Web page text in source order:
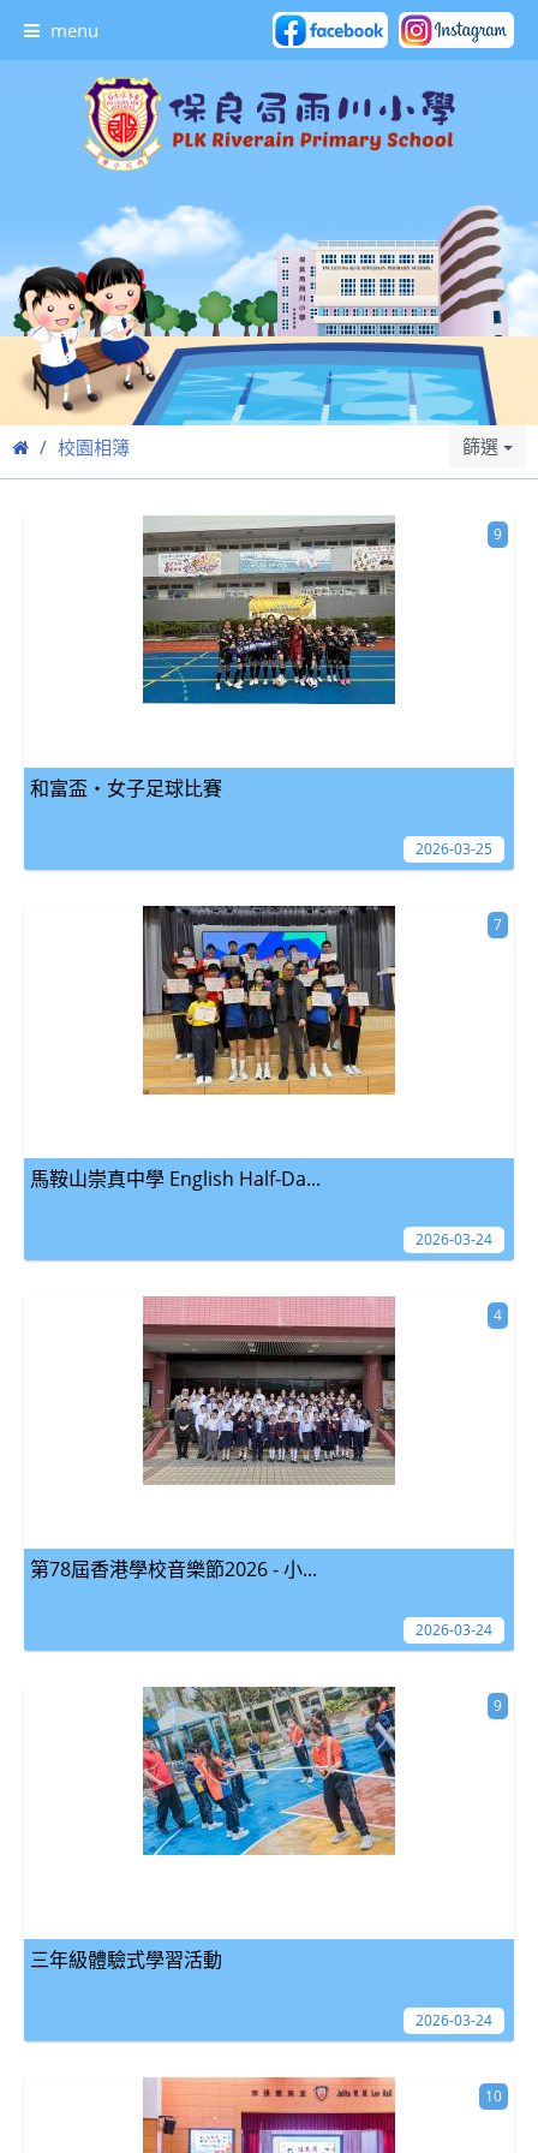
menu
校園相簿 篩選
和富盃・女子足球比賽
9
2026-03-25
馬鞍山崇真中學 English Half-Da...
7
2026-03-24
第78屆香港學校音樂節2026 - 小...
4
2026-03-24
三年級體驗式學習活動
9
2026-03-24
10